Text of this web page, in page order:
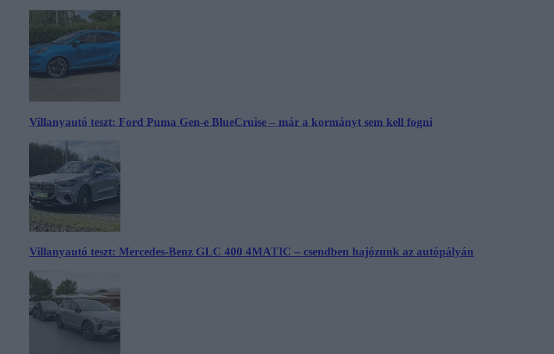
Villanyautó teszt: Ford Puma Gen-e BlueCruise – már a kormányt sem kell fogni
Villanyautó teszt: Mercedes-Benz GLC 400 4MATIC – csendben hajózunk az autópályán